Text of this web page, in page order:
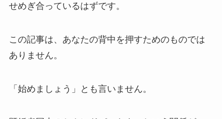
せめぎ合っているはずです。
この記事は、あなたの背中を押すためのものでは
ありません。
「始めましょう」とも言いません。